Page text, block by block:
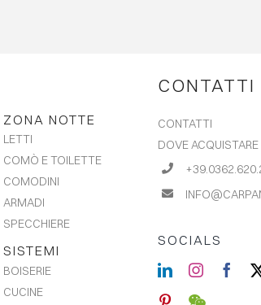
CONTATTI
ZONA NOTTE
LETTI
COMÒ E TOILETTE
COMODINI
ARMADI
SPECCHIERE
SISTEMI
BOISERIE
CUCINE
CONTATTI
DOVE ACQUISTARE
SOCIALS